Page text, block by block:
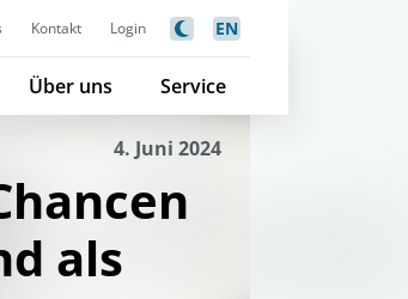
Kontakt Login EN
Über uns Service
4. Juni 2024
als